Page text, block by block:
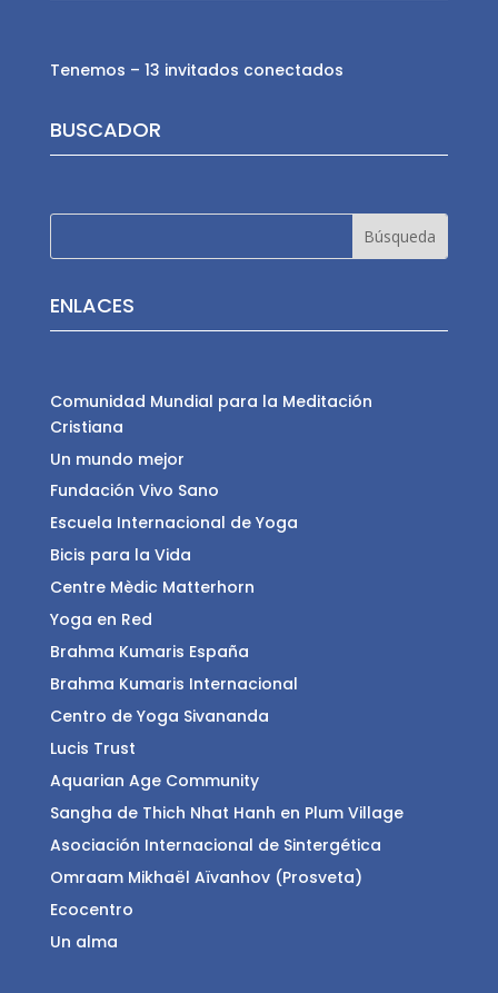
Tenemos – 13 invitados conectados
BUSCADOR
ENLACES
Comunidad Mundial para la Meditación
Cristiana
Un mundo mejor
Fundación Vivo Sano
Escuela Internacional de Yoga
Bicis para la Vida
Centre Mèdic Matterhorn
Yoga en Red
Brahma Kumaris España
Brahma Kumaris Internacional
Centro de Yoga Sivananda
Lucis Trust
Aquarian Age Community
Sangha de Thich Nhat Hanh en Plum Village
Asociación Internacional de Sintergética
Omraam Mikhaël Aïvanhov (Prosveta)
Ecocentro
Un alma